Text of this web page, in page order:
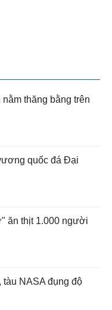
thăng bằng trên
quốc đá Đại
ăn thịt 1.000 người
tàu NASA đụng độ